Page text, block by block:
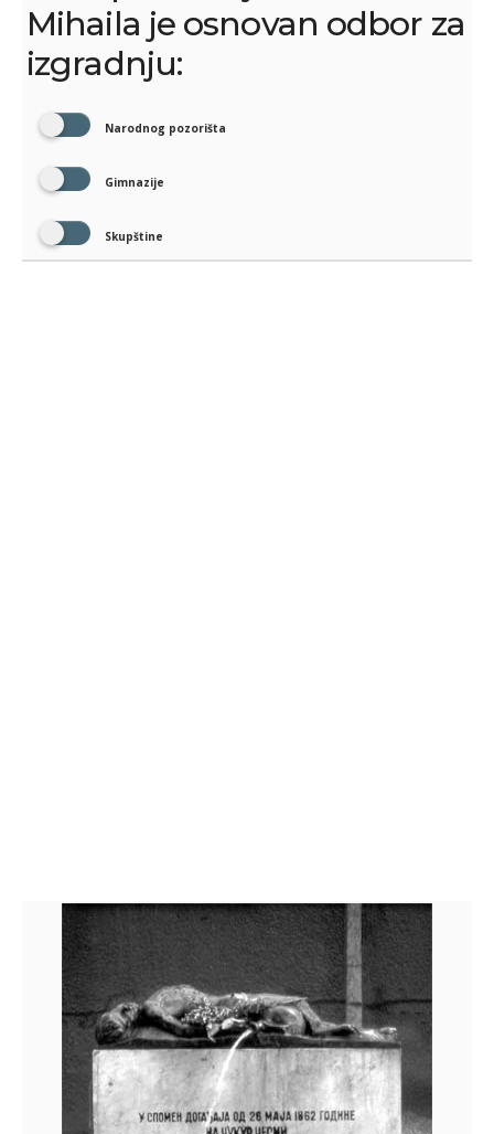
Mihaila je osnovan odbor za
izgradnju:
Narodnog pozorišta
Gimnazije
Skupštine